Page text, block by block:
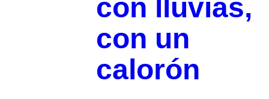
con lluvias,
con un
calorón